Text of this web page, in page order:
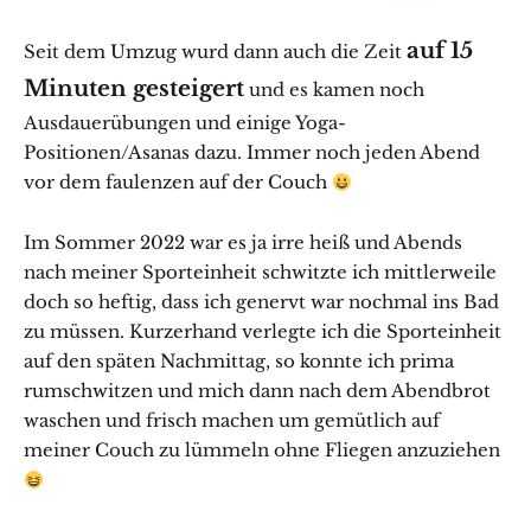
Seit dem Umzug wurd dann auch die Zeit auf 15
Minuten gesteigert und es kamen noch
Ausdauerübungen und einige Yoga-
Positionen/Asanas dazu. Immer noch jeden Abend
vor dem faulenzen auf der Couch
Im Sommer 2022 war es ja irre heiß und Abends
nach meiner Sporteinheit schwitzte ich mittlerweile
doch so heftig, dass ich genervt war nochmal ins Bad
zu müssen. Kurzerhand verlegte ich die Sporteinheit
auf den späten Nachmittag, so konnte ich prima
rumschwitzen und mich dann nach dem Abendbrot
waschen und frisch machen um gemütlich auf
meiner Couch zu lümmeln ohne Fliegen anzuziehen